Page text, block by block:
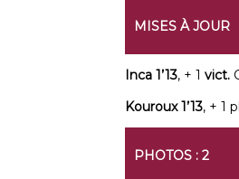
MISES À JOUR
Inca 1’13, + 1 vict.
Kouroux 1’13, + 1
PHOTOS : 2